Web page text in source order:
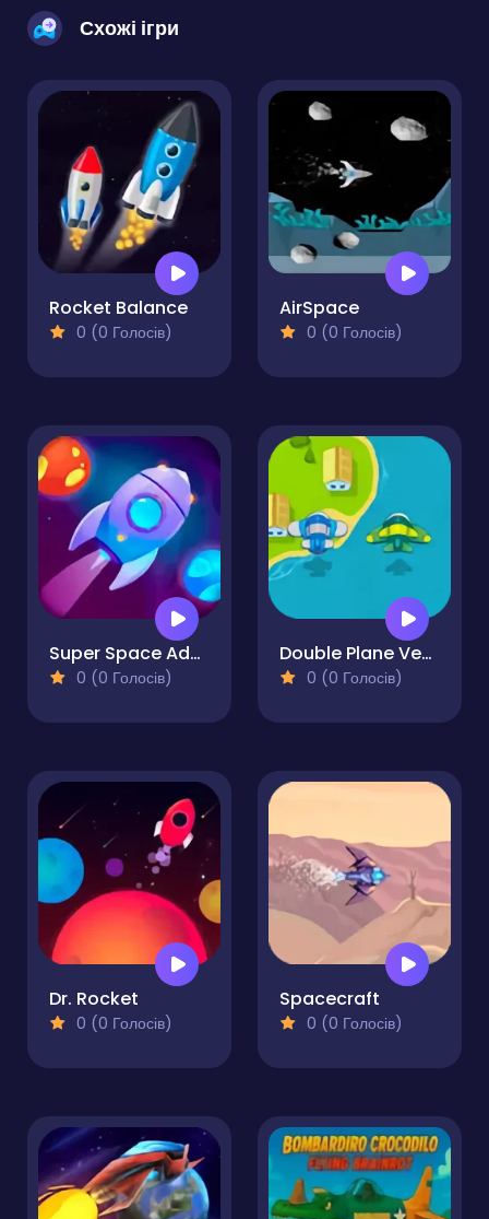
Схожі ігри
Rocket Balance
0 (0 Голосів)
AirSpace
0 (0 Голосів)
Super Space Adventure
0 (0 Голосів)
Double Plane Venture
0 (0 Голосів)
Dr. Rocket
0 (0 Голосів)
Spacecraft
0 (0 Голосів)